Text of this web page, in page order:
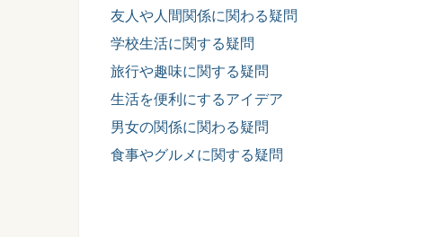
友人や人間関係に関わる疑問
学校生活に関する疑問
旅行や趣味に関する疑問
生活を便利にするアイデア
男女の関係に関わる疑問
食事やグルメに関する疑問